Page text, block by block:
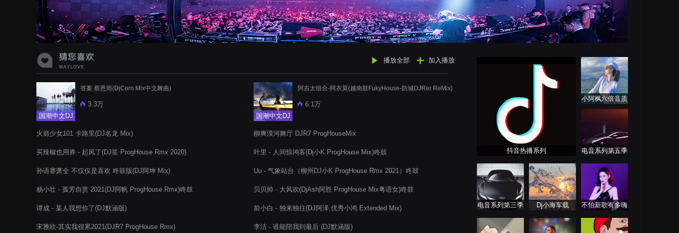
播放全部 加入播放
国潮中文DJ
答案 蔡恩雨(DjCorn Mix中文舞曲)
3.3万
火箭少女101 卡路里(DJ名龙 Mix)
买辣椒也用券 - 起风了(DJ笙 ProgHouse Rmx 2020)
孙语赛萧全 不仅仅是喜欢 咚鼓版(DJ阿坤 Mix)
杨小壮 - 孤芳自赏 2021(DJ阿帆 ProgHouse Rmx)咚鼓
谭成 - 某人我想你了(DJ默涵版)
宋雅欣-其实我很累2021(DJR7 ProgHouse Rmx)
国潮中文DJ
阿吉太组合-阿衣莫(越南鼓FukyHouse-防城DJRer ReMix)
6.1万
柳爽漠河舞厅 DJR7 ProgHouseMix
叶里 - 人间惊鸿客(Dj小K ProgHouse Mix)咚鼓
Uu - 气象站台（柳州DJ小K ProgHouse Rmx 2021）咚鼓
贝贝帅 - 大风吹(DjAsh阿胜 ProgHouse Mix粤语女)咚鼓
前小白 - 独来独往(DJ阿泽,优秀小鸿 Extended Mix)
李洁 - 谁能陪我到最后 (DJ默涵版)
抖音热播系列
小阿枫六倍音质
系列 车载专享
电音系列第五季
电音系列第三季 Dj小海车载
不怕新歌有多嗨